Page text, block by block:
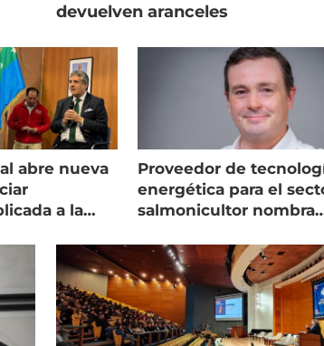
devuelven aranceles
abre nueva
a la
Proveedor de
energética para el
salmonicultor nombra